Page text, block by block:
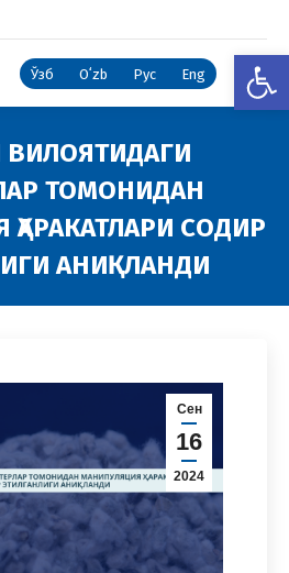
Ўзб Oʻzb Рус Eng
ТОМОНИДАН
СОДИР
АНИҚЛАНДИ
Сен
16
2024